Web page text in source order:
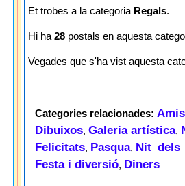
Et trobes a la categoria Regals.
Hi ha 28 postals en aquesta
Vegades que s'ha vist aquesta
Categories relacionades:
Dibuixos, Galeria artística,
Felicitats, Pasqua,
Festa i diversió, Diners